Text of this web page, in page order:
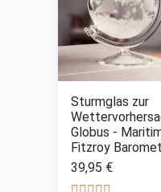
Sturmglas zur
Globus -
Fitzroy
39,95 €